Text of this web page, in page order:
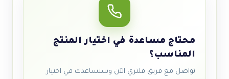
محتاج مساعدة في اختيار المنتج
المناسب؟
تواصل مع فريق فلتري الآن وسنساعدك في اختيار